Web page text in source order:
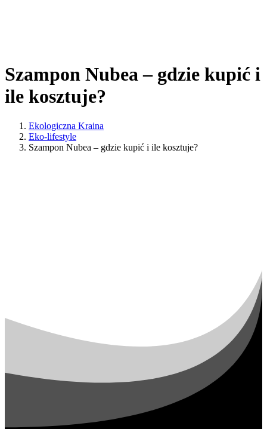
Szampon Nubea – gdzie kupić i
ile kosztuje?
Ekologiczna Kraina
Eko-lifestyle
Szampon Nubea – gdzie kupić i ile kosztuje?